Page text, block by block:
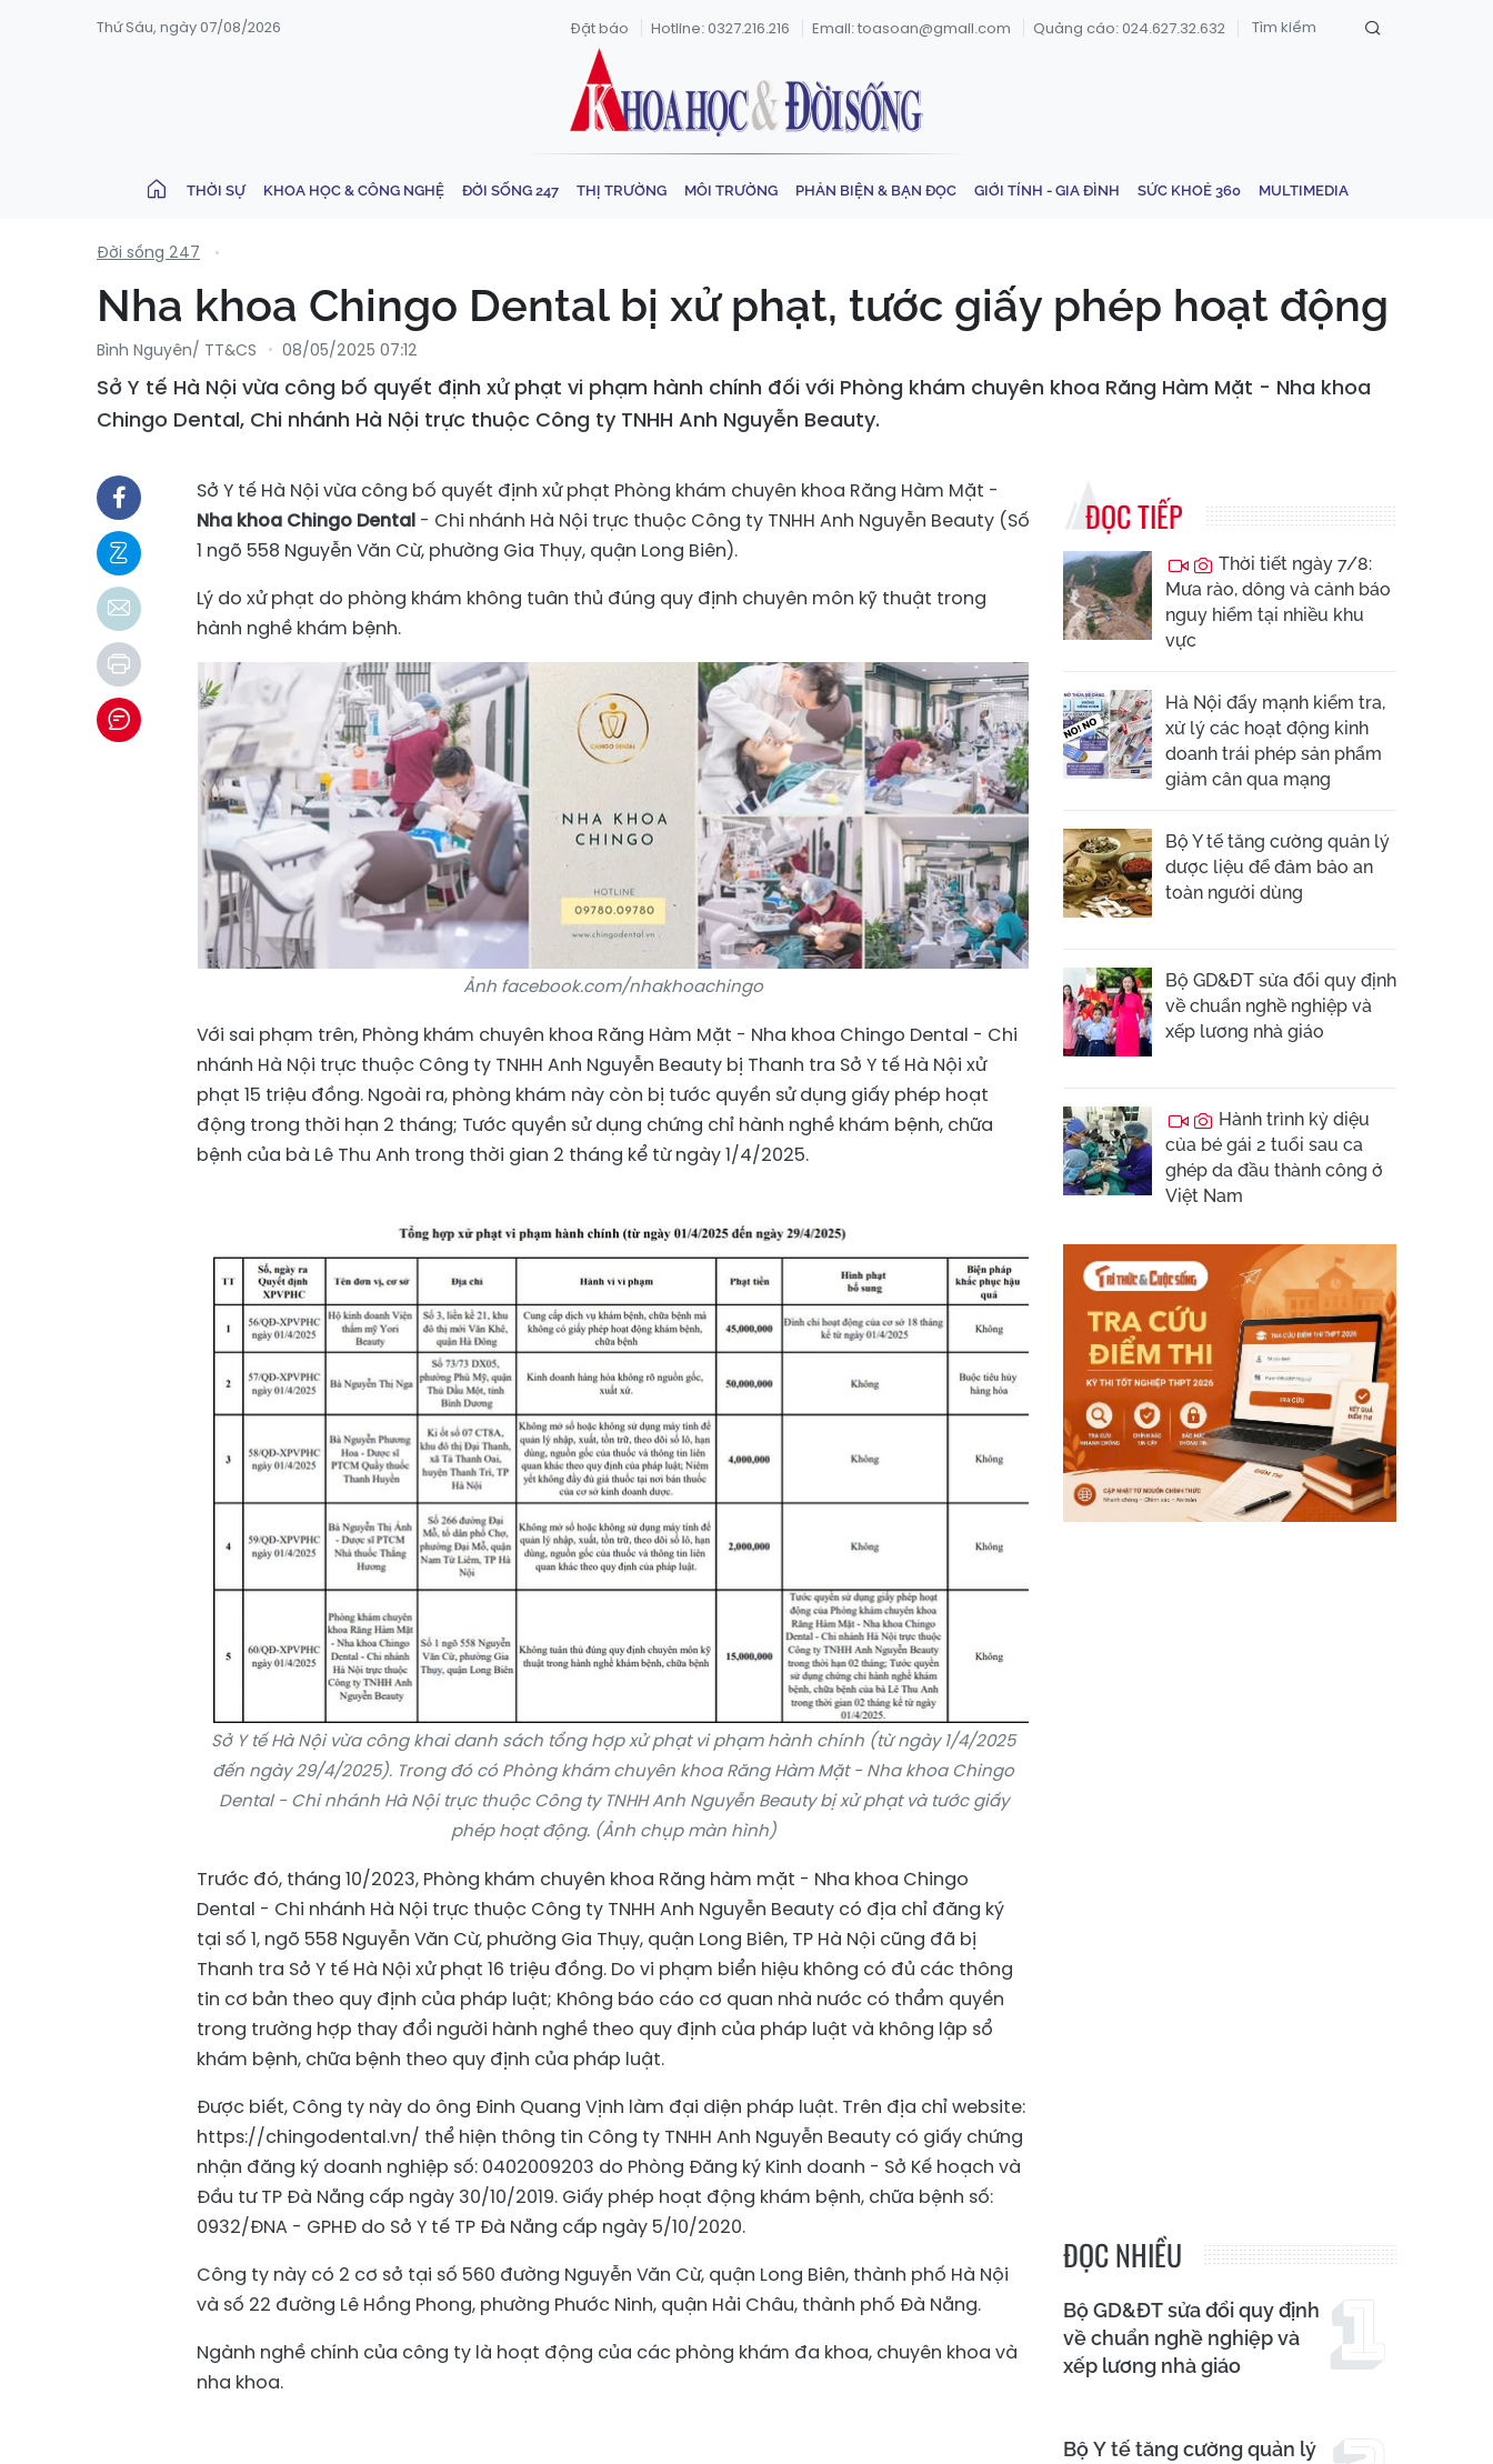
Thứ Sáu, ngày 07/08/2026 Đặt báo Hotline: 0327.216.216 Email: toasoan@gmail.com Quảng cáo: 024.627.32.632
THỜI SỰ KHOA HỌC & CÔNG NGHỆ ĐỜI SỐNG 247 THỊ TRƯỜNG MÔI TRƯỜNG PHẢN BIỆN & BẠN ĐỌC GIỚI TÍNH - GIA ĐÌNH SỨC KHOẺ 360 MULTIMEDIA
Đời sống 247
Nha khoa Chingo Dental bị xử phạt, tước giấy phép hoạt động
Bình Nguyên/ TT&CS 08/05/2025 07:12
Sở Y tế Hà Nội vừa công bố quyết định xử phạt vi phạm hành chính đối với Phòng khám chuyên khoa Răng Hàm Mặt - Nha khoa
Chingo Dental, Chi nhánh Hà Nội trực thuộc Công ty TNHH Anh Nguyễn Beauty.
Sở Y tế Hà Nội vừa công bố quyết định xử phạt Phòng khám chuyên khoa Răng Hàm Mặt -
Nha khoa Chingo Dental - Chi nhánh Hà Nội trực thuộc Công ty TNHH Anh Nguyễn Beauty (Số
1 ngõ 558 Nguyễn Văn Cừ, phường Gia Thụy, quận Long Biên).
Lý do xử phạt do phòng khám không tuân thủ đúng quy định chuyên môn kỹ thuật trong
hành nghề khám bệnh.
Ảnh facebook.com/nhakhoachingo
Với sai phạm trên, Phòng khám chuyên khoa Răng Hàm Mặt - Nha khoa Chingo Dental - Chi
nhánh Hà Nội trực thuộc Công ty TNHH Anh Nguyễn Beauty bị Thanh tra Sở Y tế Hà Nội xử
phạt 15 triệu đồng. Ngoài ra, phòng khám này còn bị tước quyền sử dụng giấy phép hoạt
động trong thời hạn 2 tháng; Tước quyền sử dụng chứng chỉ hành nghề khám bệnh, chữa
bệnh của bà Lê Thu Anh trong thời gian 2 tháng kể từ ngày 1/4/2025.
Sở Y tế Hà Nội vừa công khai danh sách tổng hợp xử phạt vi phạm hành chính (từ ngày 1/4/2025
đến ngày 29/4/2025). Trong đó có Phòng khám chuyên khoa Răng Hàm Mặt - Nha khoa Chingo
Dental - Chi nhánh Hà Nội trực thuộc Công ty TNHH Anh Nguyễn Beauty bị xử phạt và tước giấy
phép hoạt động. (Ảnh chụp màn hình)
Trước đó, tháng 10/2023, Phòng khám chuyên khoa Răng hàm mặt - Nha khoa Chingo
Dental - Chi nhánh Hà Nội trực thuộc Công ty TNHH Anh Nguyễn Beauty có địa chỉ đăng ký
tại số 1, ngõ 558 Nguyễn Văn Cừ, phường Gia Thụy, quận Long Biên, TP Hà Nội cũng đã bị
Thanh tra Sở Y tế Hà Nội xử phạt 16 triệu đồng. Do vi phạm biển hiệu không có đủ các thông
tin cơ bản theo quy định của pháp luật; Không báo cáo cơ quan nhà nước có thẩm quyền
trong trường hợp thay đổi người hành nghề theo quy định của pháp luật và không lập sổ
khám bệnh, chữa bệnh theo quy định của pháp luật.
Được biết, Công ty này do ông Đinh Quang Vịnh làm đại diện pháp luật. Trên địa chỉ website:
https://chingodental.vn/ thể hiện thông tin Công ty TNHH Anh Nguyễn Beauty có giấy chứng
nhận đăng ký doanh nghiệp số: 0402009203 do Phòng Đăng ký Kinh doanh - Sở Kế hoạch và
Đầu tư TP Đà Nẵng cấp ngày 30/10/2019. Giấy phép hoạt động khám bệnh, chữa bệnh số:
0932/ĐNA - GPHĐ do Sở Y tế TP Đà Nẵng cấp ngày 5/10/2020.
Công ty này có 2 cơ sở tại số 560 đường Nguyễn Văn Cừ, quận Long Biên, thành phố Hà Nội
và số 22 đường Lê Hồng Phong, phường Phước Ninh, quận Hải Châu, thành phố Đà Nẵng.
Ngành nghề chính của công ty là hoạt động của các phòng khám đa khoa, chuyên khoa và
nha khoa.
ĐỌC TIẾP
Thời tiết ngày 7/8:
Mưa rào, dông và cảnh báo
nguy hiểm tại nhiều khu
vực
Hà Nội đẩy mạnh kiểm tra,
xử lý các hoạt động kinh
doanh trái phép sản phẩm
giảm cân qua mạng
Bộ Y tế tăng cường quản lý
dược liệu để đảm bảo an
toàn người dùng
Bộ GD&ĐT sửa đổi quy định
về chuẩn nghề nghiệp và
xếp lương nhà giáo
Hành trình kỳ diệu
của bé gái 2 tuổi sau ca
ghép da đầu thành công ở
Việt Nam
ĐỌC NHIỀU
Bộ GD&ĐT sửa đổi quy định
về chuẩn nghề nghiệp và
xếp lương nhà giáo
Bộ Y tế tăng cường quản lý